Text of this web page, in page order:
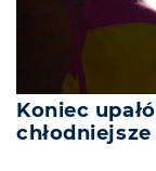
Koniec